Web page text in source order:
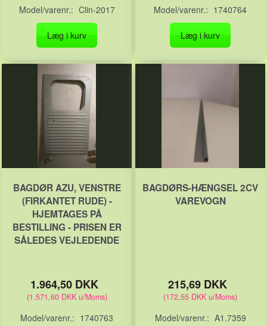
Model/varenr.: Clin-2017
Læg i kurv
Model/varenr.: 1740764
Læg i kurv
BAGDØR AZU, VENSTRE
(FIRKANTET RUDE) -
HJEMTAGES PÅ
BESTILLING - PRISEN ER
SÅLEDES VEJLEDENDE
1.964,50 DKK
(1.571,60 DKKu/Moms)
Model/varenr.: 1740763
BAGDØRS-HÆNGSEL 2CV
VAREVOGN
215,69 DKK
(172,55 DKK u/Moms)
Model/varenr.: A1.7359